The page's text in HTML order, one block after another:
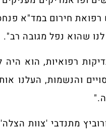
רפואת חירום במד"א
שהוא נפל מגובה רב".
רפואיות, הוא
והנשמות, העלנו